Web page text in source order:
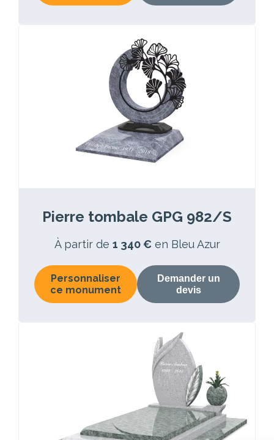
Pierre tombale GPG 982/S
À partir de 1 340 € en Bleu Azur
Personnaliser
ce monument
Demander un
devis